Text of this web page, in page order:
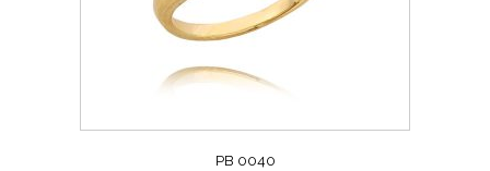
PB 0040